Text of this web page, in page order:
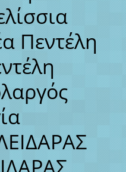
Πεντέλη